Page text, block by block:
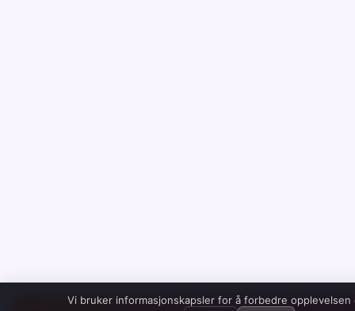
Vi bruker informasjonskapsler for å forbedre